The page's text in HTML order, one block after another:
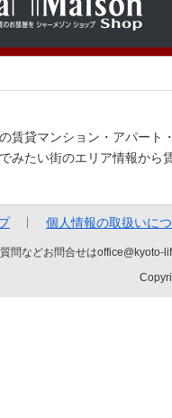
賃貸マンション・アパート
みたい街のエリア情報から
個人情報の取扱いに
問などお問合せは